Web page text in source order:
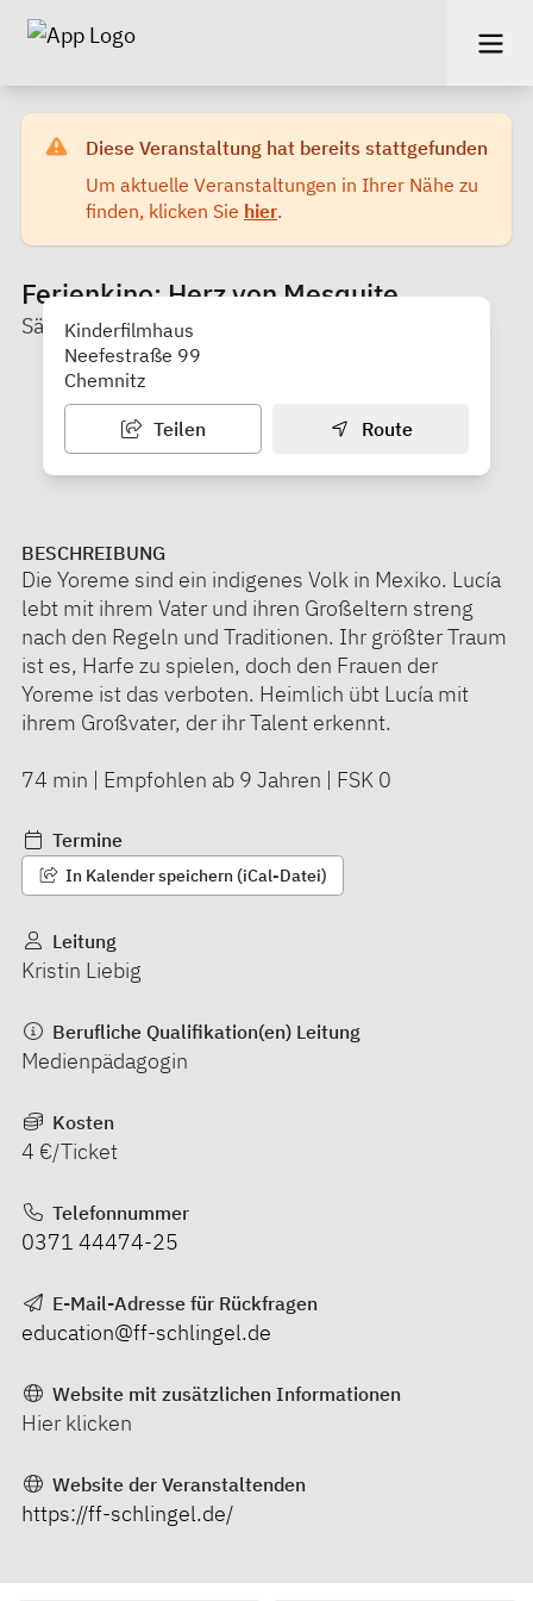
Diese Veranstaltung hat bereits stattgefunden
Um aktuelle Veranstaltungen in Ihrer Nähe zu
finden, klicken Sie hier.
Ferienkino: Herz von Mesquite
Sächsischer Kinder- und Jugendfilmdienst e. V.
Kinderfilmhaus
Neefestraße 99
Chemnitz
Teilen Route
BESCHREIBUNG
Die Yoreme sind ein indigenes Volk in Mexiko. Lucía
lebt mit ihrem Vater und ihren Großeltern streng
nach den Regeln und Traditionen. Ihr größter Traum
ist es, Harfe zu spielen, doch den Frauen der
Yoreme ist das verboten. Heimlich übt Lucía mit
ihrem Großvater, der ihr Talent erkennt.
74 min | Empfohlen ab 9 Jahren | FSK 0
Termine
In Kalender speichern (iCal-Datei)
Leitung
Kristin Liebig
Berufliche Qualifikation(en) Leitung
Medienpädagogin
Kosten
4 €/Ticket
Telefonnummer
0371 44474-25
E-Mail-Adresse für Rückfragen
education@ff-schlingel.de
Website mit zusätzlichen Informationen
Hier klicken
Website der Veranstaltenden
https://ff-schlingel.de/